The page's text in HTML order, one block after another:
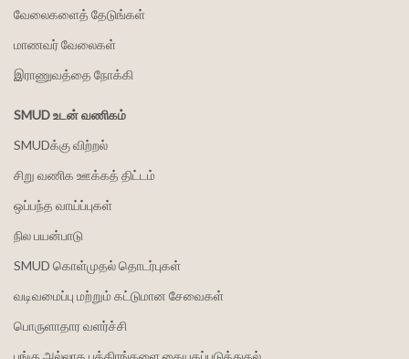
வேலைகளைத் தேடுங்கள்
மாணவர் வேலைகள்
இராணுவத்தை நோக்கி
SMUD உடன் வணிகம்
SMUDக்கு விற்றல்
சிறு வணிக ஊக்கத் திட்டம்
ஒப்பந்த வாய்ப்புகள்
நில பயன்பாடு
SMUD கொள்முதல் தொடர்புகள்
வடிவமைப்பு மற்றும் கட்டுமான சேவைகள்
பொருளாதார வளர்ச்சி
பங்கு அல்லாத பத்திரங்களை கையகப்படுத்துதல்